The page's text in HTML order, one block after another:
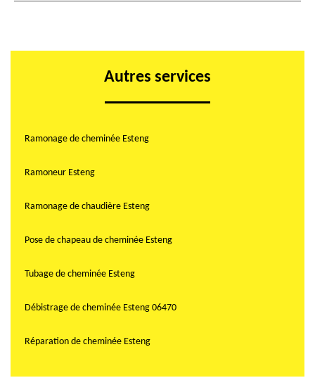
Autres services
Ramonage de cheminée Esteng
Ramoneur Esteng
Ramonage de chaudière Esteng
Pose de chapeau de cheminée Esteng
Tubage de cheminée Esteng
Débistrage de cheminée Esteng 06470
Réparation de cheminée Esteng